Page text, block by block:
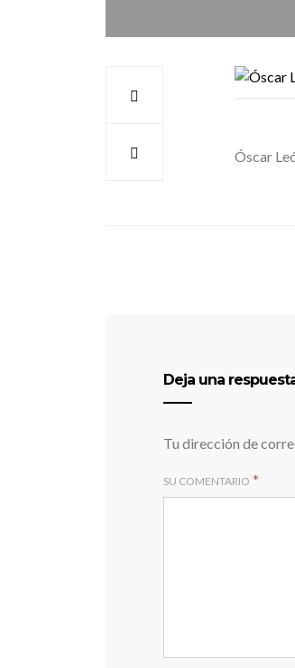
Óscar
Deja una
Tu dirección de
SU COMENTARIO *